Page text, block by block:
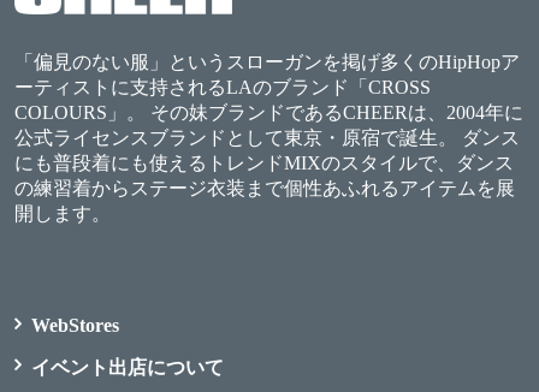
「偏見のない服」というスローガンを掲げ多くのHipHopア
ーティストに支持されるLAのブランド「CROSS
COLOURS」。 その妹ブランドであるCHEERは、2004年に
公式ライセンスブランドとして東京・原宿で誕生。 ダンス
にも普段着にも使えるトレンドMIXのスタイルで、ダンス
の練習着からステージ衣装まで個性あふれるアイテムを展
開します。
WebStores
イベント出店について